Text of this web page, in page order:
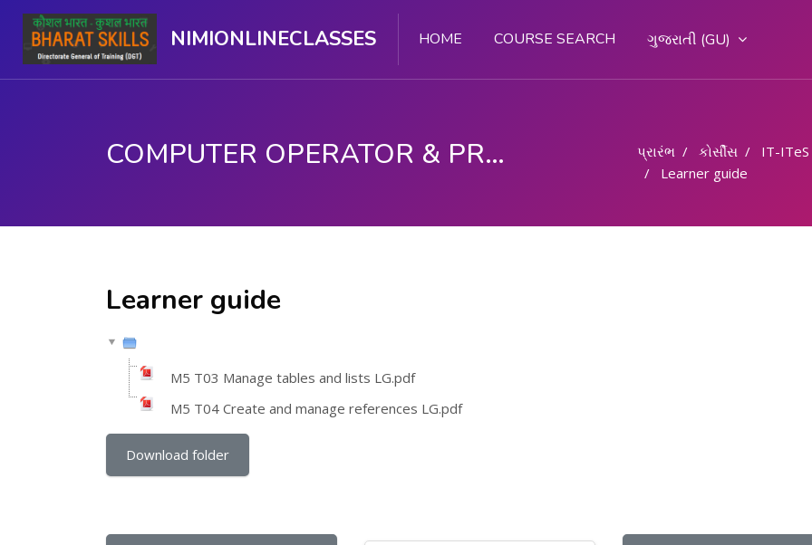
NIMIONLINECLASSES HOME COURSE SEARCH ગુજરાતી ‎(GU)‎
COMPUTER OPERATOR & PROGRAMMING ASSISTANT (COPA) પ્રારંભ કોર્સીસ IT-ITeS
Learner guide
Learner guide
M5 T03 Manage tables and lists LG.pdf
M5 T04 Create and manage references LG.pdf
Download folder